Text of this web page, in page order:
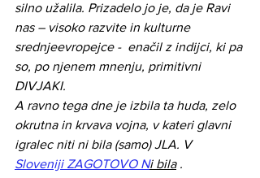
silno užalila. Prizadelo jo je, da je Ravi
nas – visoko razvite in kulturne
srednjeevropejce -  enačil z indijci, ki pa
so, po njenem mnenju, primitivni
DIVJAKI.
A ravno tega dne je izbila ta huda, zelo
okrutna in krvava vojna, v kateri glavni
igralec niti ni bila (samo) JLA. V
Sloveniji ZAGOTOVO Ni bila .